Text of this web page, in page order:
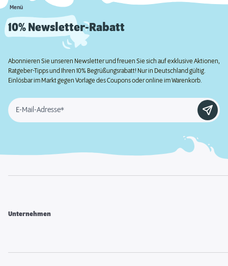
Menü
10% Newsletter-Rabatt
Abonnieren Sie unseren Newsletter und freuen Sie sich auf exklusive Aktionen,
Ratgeber-Tipps und Ihren 10% Begrüßungsrabatt! Nur in Deutschland gültig.
Einlösbar im Markt gegen Vorlage des Coupons oder online im Warenkorb.
E-Mail-Adresse*
Unternehmen